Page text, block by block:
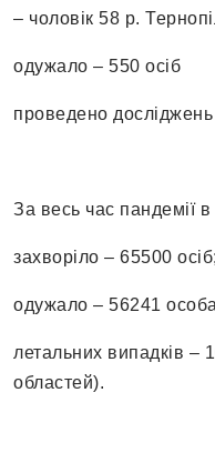
– чоловік 58 р.
одужало – 550 осіб
проведено
За весь час пандемії в
захворіло – 65500 осіб;
одужало – 56241
летальних випадків –
областей).